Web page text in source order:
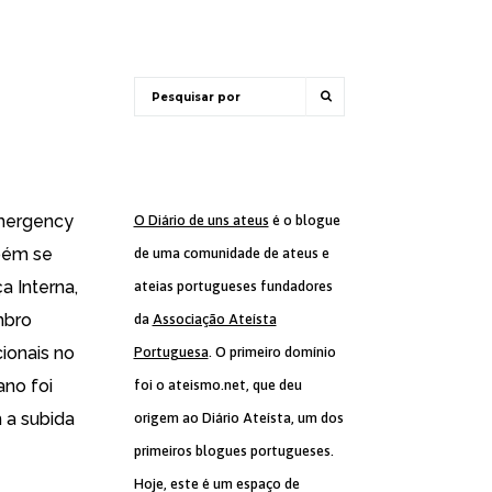
se
Interna,
no
foi
subida
O Diário de uns ateus é o blogue
de uma comunidade de ateus e
ateias portugueses fundadores
da Associação Ateísta
Portuguesa. O primeiro domínio
foi o ateismo.net, que deu
origem ao Diário Ateísta, um dos
primeiros blogues portugueses.
Hoje, este é um espaço de